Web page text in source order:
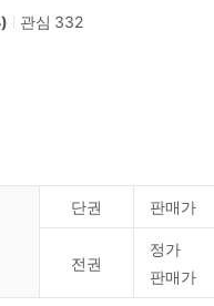
) 관심 332
단권 판매가
전권
정가
판매가